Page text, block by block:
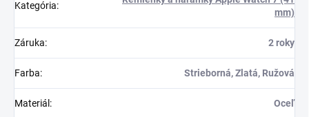
Kategória:
mm)
Záruka: 2 roky
Farba: Strieborná, Zlatá, Ružová
Materiál : Oceľ